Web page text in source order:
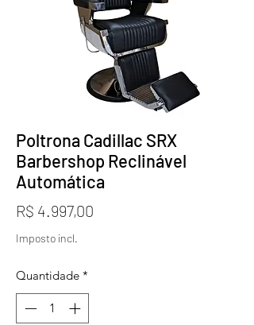
Poltrona Cadillac SRX
Barbershop Reclinável
Automática
R$ 4.997,00
Imposto incl.
Quantidade *